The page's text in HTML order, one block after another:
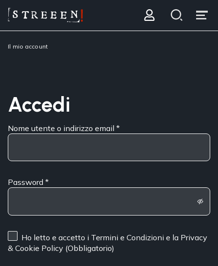
Il mio account
Accedi
Nome utente o indirizzo email*
Password*
Ho letto e accetto i Termini e Condizioni e la Privacy
& Cookie Policy (Obbligatorio)